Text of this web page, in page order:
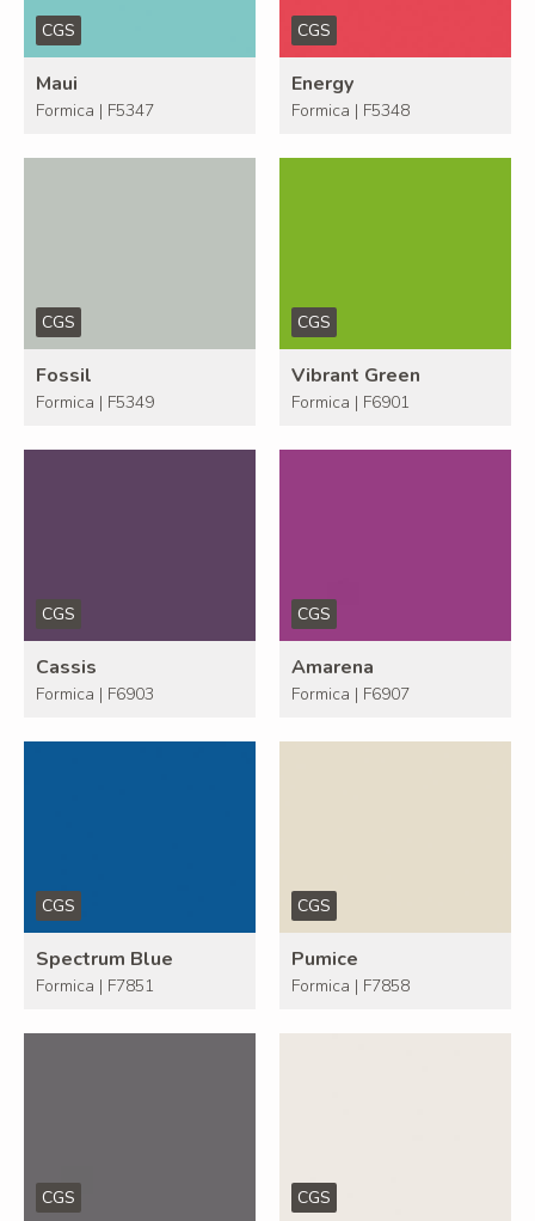
CGS
Maui
Formica | F5347
CGS
Energy
Formica | F5348
CGS
Fossil
Formica | F5349
CGS
Vibrant Green
Formica | F6901
CGS
Cassis
Formica | F6903
CGS
Amarena
Formica | F6907
CGS
Spectrum Blue
Formica | F7851
CGS
Pumice
Formica | F7858
CGS CGS